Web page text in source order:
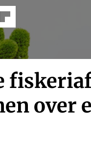
over